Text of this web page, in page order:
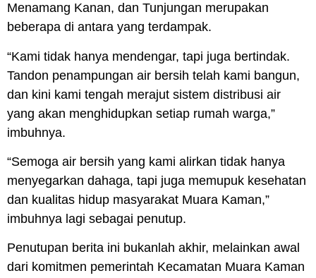
Menamang Kanan, dan Tunjungan merupakan
beberapa di antara yang terdampak.
“Kami tidak hanya mendengar, tapi juga bertindak.
Tandon penampungan air bersih telah kami bangun,
dan kini kami tengah merajut sistem distribusi air
yang akan menghidupkan setiap rumah warga,”
imbuhnya.
“Semoga air bersih yang kami alirkan tidak hanya
menyegarkan dahaga, tapi juga memupuk kesehatan
dan kualitas hidup masyarakat Muara Kaman,”
imbuhnya lagi sebagai penutup.
Penutupan berita ini bukanlah akhir, melainkan awal
dari komitmen pemerintah Kecamatan Muara Kaman